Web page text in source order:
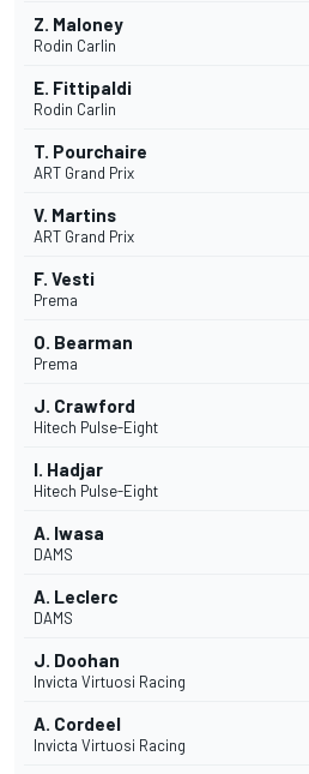
Z. Maloney
Rodin Carlin
E. Fittipaldi
Rodin Carlin
T. Pourchaire
ART Grand Prix
V. Martins
ART Grand Prix
F. Vesti
Prema
O. Bearman
Prema
J. Crawford
Hitech Pulse-Eight
I. Hadjar
Hitech Pulse-Eight
A. Iwasa
DAMS
A. Leclerc
DAMS
J. Doohan
Invicta Virtuosi Racing
A. Cordeel
Invicta Virtuosi Racing